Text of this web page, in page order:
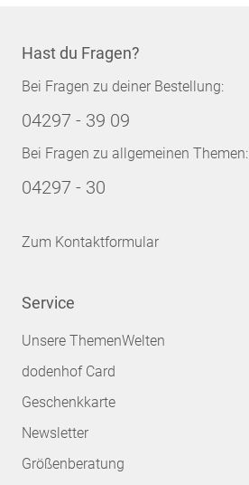
Hast du Fragen?
Bei Fragen zu deiner Bestellung:
04297 - 39 09
Bei Fragen zu allgemeinen Themen:
04297 - 30
Zum Kontaktformular
Service
Unsere ThemenWelten
dodenhof Card
Geschenkkarte
Newsletter
Größenberatung